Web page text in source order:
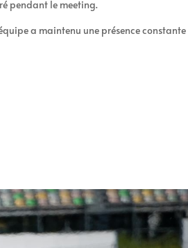
pendant le meeting.
a maintenu une présence